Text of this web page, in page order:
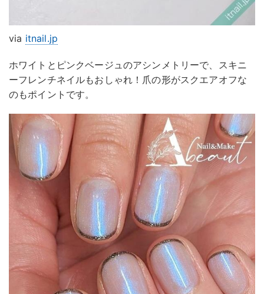
via itnail.jp
ホワイトとピンクベージュのアシンメトリーで、スキニ
ーフレンチネイルもおしゃれ！爪の形がスクエアオフな
のもポイントです。